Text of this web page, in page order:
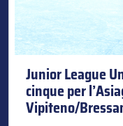
Junior League
cinque per
Vipiteno/